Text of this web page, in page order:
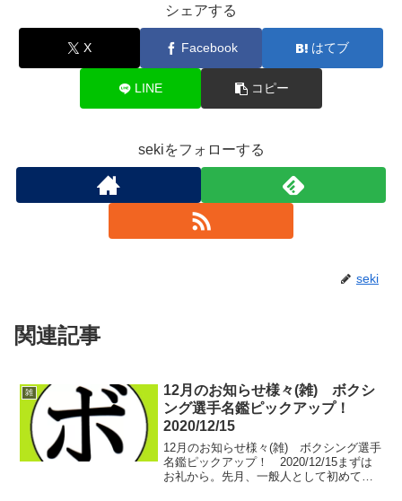
シェアする
X Facebook はてブ
LINE コピー
sekiをフォローする
seki
関連記事
雑
12月のお知らせ様々(雑) ボクシ
ング選手名鑑ピックアップ！
2020/12/15
12月のお知らせ様々(雑) ボクシング選手
名鑑ピックアップ！ 2020/12/15まずは
お礼から。先月、一般人として初めての